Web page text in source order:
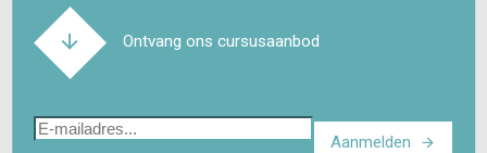
Ontvang ons cursusaanbod
E-
Aanmelden